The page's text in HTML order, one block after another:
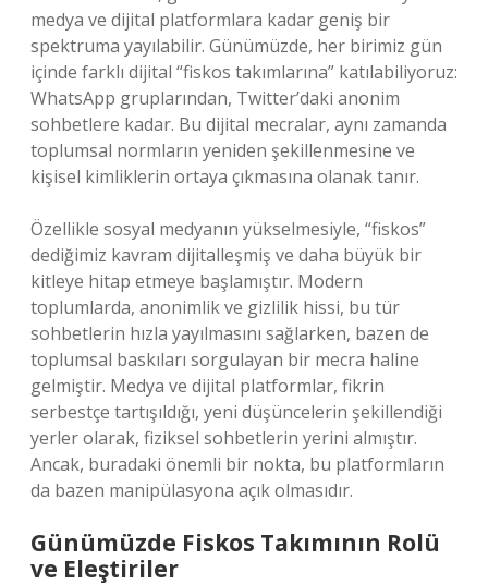
medya ve dijital platformlara kadar geniş bir
spektruma yayılabilir. Günümüzde, her birimiz gün
içinde farklı dijital “fiskos takımlarına” katılabiliyoruz:
WhatsApp gruplarından, Twitter’daki anonim
sohbetlere kadar. Bu dijital mecralar, aynı zamanda
toplumsal normların yeniden şekillenmesine ve
kişisel kimliklerin ortaya çıkmasına olanak tanır.
Özellikle sosyal medyanın yükselmesiyle, “fiskos”
dediğimiz kavram dijitalleşmiş ve daha büyük bir
kitleye hitap etmeye başlamıştır. Modern
toplumlarda, anonimlik ve gizlilik hissi, bu tür
sohbetlerin hızla yayılmasını sağlarken, bazen de
toplumsal baskıları sorgulayan bir mecra haline
gelmiştir. Medya ve dijital platformlar, fikrin
serbestçe tartışıldığı, yeni düşüncelerin şekillendiği
yerler olarak, fiziksel sohbetlerin yerini almıştır.
Ancak, buradaki önemli bir nokta, bu platformların
da bazen manipülasyona açık olmasıdır.
Günümüzde Fiskos Takımının Rolü
ve Eleştiriler